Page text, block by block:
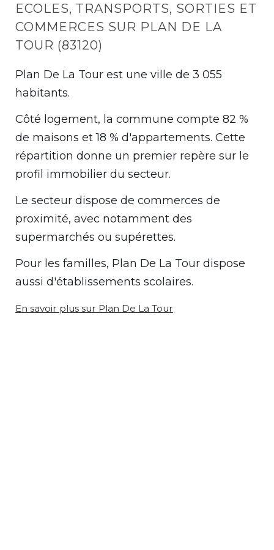
ECOLES, TRANSPORTS, SORTIES ET
COMMERCES SUR PLAN DE LA
TOUR (83120)
Plan De La Tour est une ville de 3 055
habitants.
Côté logement, la commune compte 82 %
de maisons et 18 % d'appartements. Cette
répartition donne un premier repère sur le
profil immobilier du secteur.
Le secteur dispose de commerces de
proximité, avec notamment des
supermarchés ou supérettes.
Pour les familles, Plan De La Tour dispose
aussi d'établissements scolaires.
En savoir plus sur Plan De La Tour